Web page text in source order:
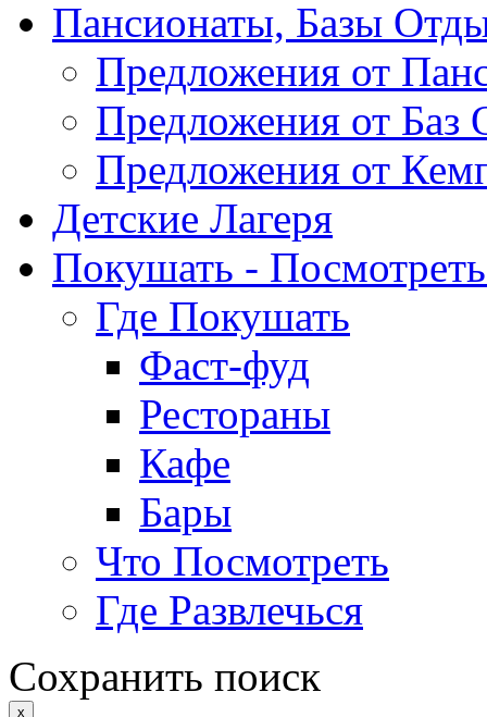
Пансионаты, Базы
Предложения от
Предложения от Баз
Предложения от
Детские Лагеря
Покушать - Посмотреть
Где Покушать
Фаст-фуд
Рестораны
Кафе
Бары
Что Посмотреть
Где Развлечься
Сохранить поиск
x